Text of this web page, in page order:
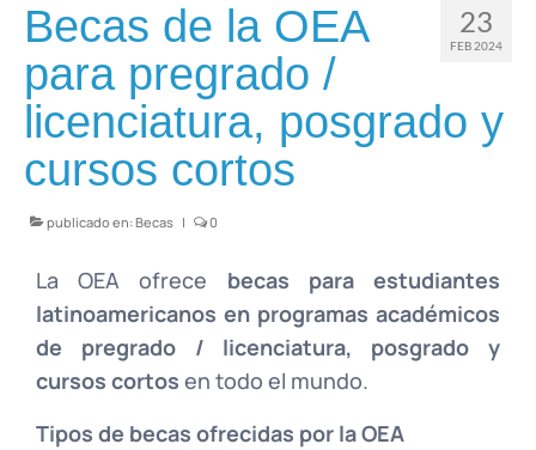
Oportunidades
Noticias
Contacto
23
FEB 2024
Becas de la OEA
para pregrado /
licenciatura, posgrado y
cursos cortos
publicado en:Becas | 0
La OEA ofrece becas para estudiantes
latinoamericanos en programas académicos
de pregrado / licenciatura, posgrado y
cursos cortos en todo el mundo.
Tipos de becas ofrecidas por la OEA